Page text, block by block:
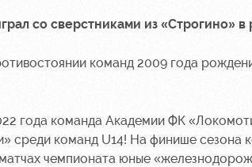
со сверстниками из «Строгино» в
команд 2009 года
года команда Академии ФК
среди команд U14! На финише
чемпионата юные